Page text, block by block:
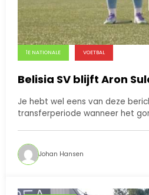
1E NATIONALE VOETBAL
Belisia SV blijft Aron
Je hebt wel eens van deze
transferperiode wanneer het
Johan Hansen